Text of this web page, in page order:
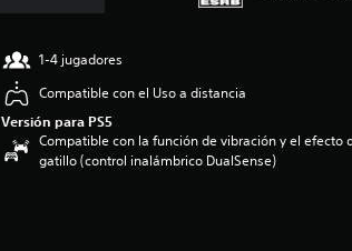
1-4 jugadores
Compatible con el Uso a distancia
Versión para PS5
Compatible con la función de vibración y el efecto
gatillo (control inalámbrico DualSense)